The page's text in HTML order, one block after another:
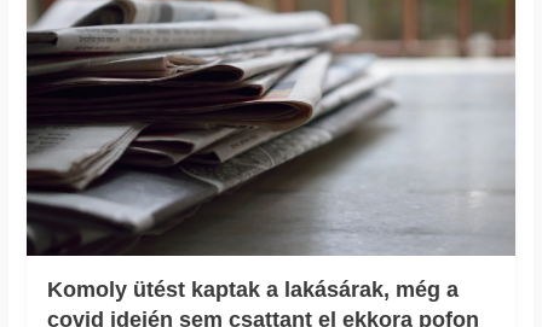
Komoly ütést kaptak a lakásárak, még a
covid idején sem csattant el ekkora pofon